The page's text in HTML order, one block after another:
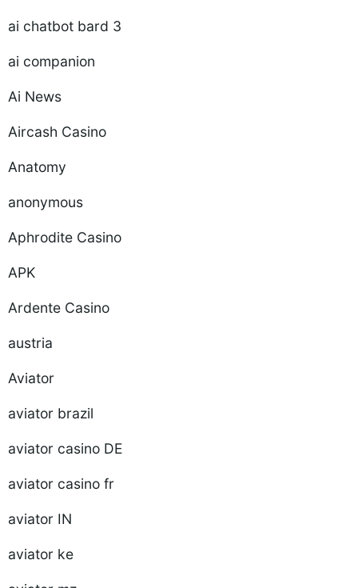
ai chatbot bard 3
ai companion
Ai News
Aircash Casino
Anatomy
anonymous
Aphrodite Casino
APK
Ardente Casino
austria
Aviator
aviator brazil
aviator casino DE
aviator casino fr
aviator IN
aviator ke